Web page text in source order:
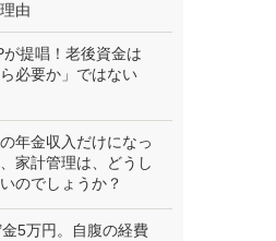
由
が提唱！老後資金は
ら必要か」ではない
年金収入だけになっ
家計管理は、どうし
のでしょうか？
5万円。自腹の経費